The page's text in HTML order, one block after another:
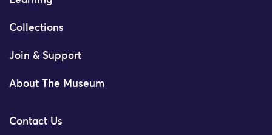
Collections
Join & Support
About The Museum
Contact Us